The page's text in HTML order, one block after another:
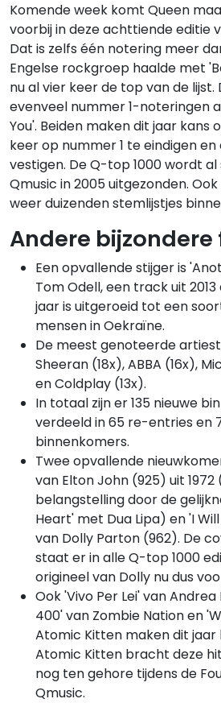
Komende week komt Queen
voorbij in deze achttiende editie
Dat is zelfs één notering meer
Engelse rockgroep haalde met
nu al vier keer de top van de
evenveel nummer 1-noteringen
You'. Beiden maken dit jaar kans
keer op nummer 1 te eindigen
vestigen. De Q-top 1000 wordt
Qmusic in 2005 uitgezonden.
weer duizenden stemlijstjes
Andere bijzondere
Een opvallende stijger is
Tom Odell, een track uit
jaar is uitgeroeid tot een
mensen in Oekraïne.
De meest genoteerde
Sheeran (18x), ABBA (16x),
en Coldplay (13x).
In totaal zijn er 135 nieuwe
verdeeld in 65 re-entries en
binnenkomers.
Twee opvallende
van Elton John (925) uit
belangstelling door de
Heart' met Dua Lipa) en 'I
van Dolly Parton (962). De
staat er in alle Q-top 1000
origineel van Dolly nu dus
Ook 'Vivo Per Lei' van
400' van Zombie Nation en
Atomic Kitten maken dit jaar
Atomic Kitten bracht deze
nog ten gehore tijdens de
Qmusic.